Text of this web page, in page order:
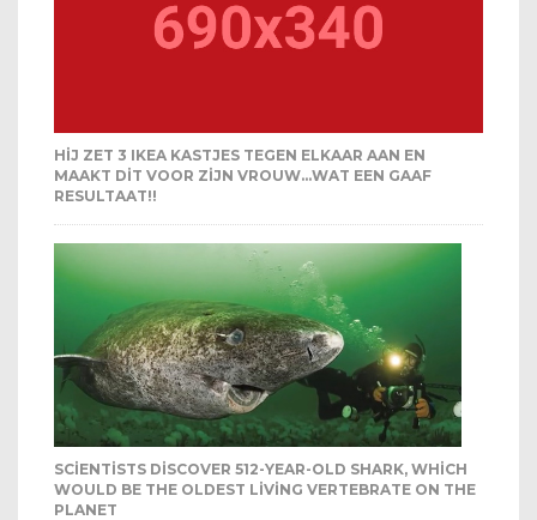
HIJ ZET 3 IKEA KASTJES TEGEN ELKAAR AAN EN
MAAKT DIT VOOR ZIJN VROUW…WAT EEN GAAF
RESULTAAT!!
SCIENTISTS DISCOVER 512-YEAR-OLD SHARK, WHICH
WOULD BE THE OLDEST LIVING VERTEBRATE ON THE
PLANET